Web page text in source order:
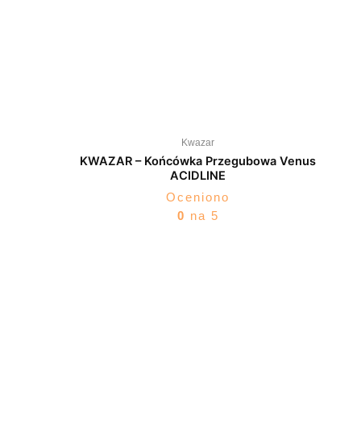
Kwazar
KWAZAR – Końcówka Przegubowa Venus
ACIDLINE
Oceniono
0 na 5